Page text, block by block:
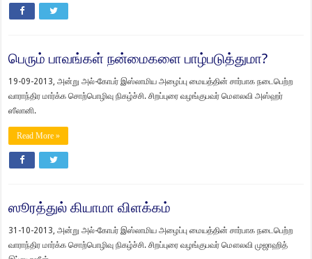
பெரும் பாவங்கள் நன்மைகளை பாழ்படுத்துமா?
19-09-2013, அன்று அல்-கோபர் இஸ்லாமிய அழைப்பு மையத்தின் சார்பாக நடைபெற்ற
வாராந்திர மார்க்க சொற்பொழிவு நிகழ்ச்சி. சிறப்புரை வழங்குபவர் மௌலவி அஸ்ஹர்
ஸீலானி.
Read More »
ஸூரத்துல் கியாமா விளக்கம்
31-10-2013, அன்று அல்-கோபர் இஸ்லாமிய அழைப்பு மையத்தின் சார்பாக நடைபெற்ற
வாராந்திர மார்க்க சொற்பொழிவு நிகழ்ச்சி. சிறப்புரை வழங்குபவர் மௌலவி முஜாஹித்